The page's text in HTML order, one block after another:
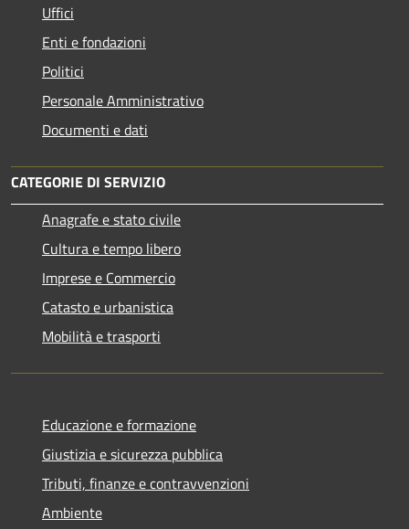
Uffici
Enti e fondazioni
Politici
Personale Amministrativo
Documenti e dati
CATEGORIE DI SERVIZIO
Anagrafe e stato civile
Cultura e tempo libero
Imprese e Commercio
Catasto e urbanistica
Mobilità e trasporti
Educazione e formazione
Giustizia e sicurezza pubblica
Tributi, finanze e contravvenzioni
Ambiente